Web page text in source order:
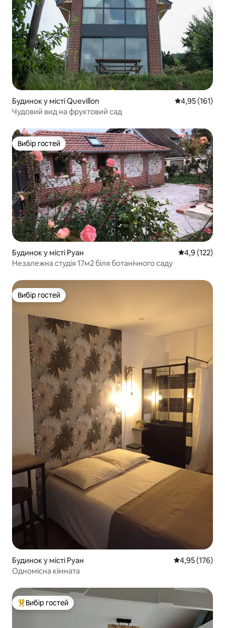
Будинок у місті Quevillon Середня
4,95 (161)
Чудовий вид на фруктовий сад
Вибір гостей
Вибір гостей
Будинок у місті Руан Середня
4,9 (122)
Незалежна студія 17м2 біля ботанічного саду
Вибір гостей
Вибір гостей
Будинок у місті Руан Середня
4,95 (176)
Одномісна кімната
Топ вибір гостей
Вибір гостей